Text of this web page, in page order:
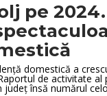
pe
domestică a
de activitate
însă numărul